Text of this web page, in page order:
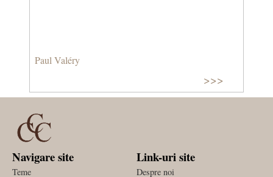
Paul Valéry
>>>
Navigare site
Teme
Link-uri site
Despre noi